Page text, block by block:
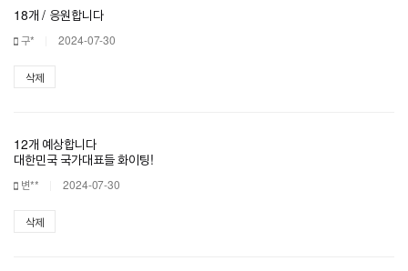
18개 / 응원합니다
구* 2024-07-30
삭제
12개 예상합니다
대한민국 국가대표들 화이팅!
변** 2024-07-30
삭제